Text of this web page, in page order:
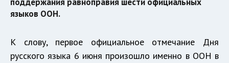
языков ООН.
К слову, первое официальное отмечание Дня
русского языка 6 июня произошло именно в ООН в